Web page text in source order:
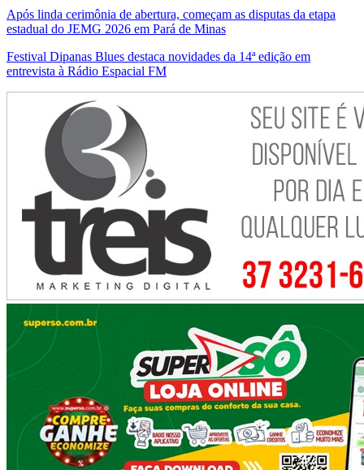
Após linda cerimônia de abertura, começam as disputas da etapa
estadual do JEMG 2026 em Pará de Minas
Festival Dipanas Blues destaca novidades da 14ª edição em
entrevista à Rádio Espacial FM